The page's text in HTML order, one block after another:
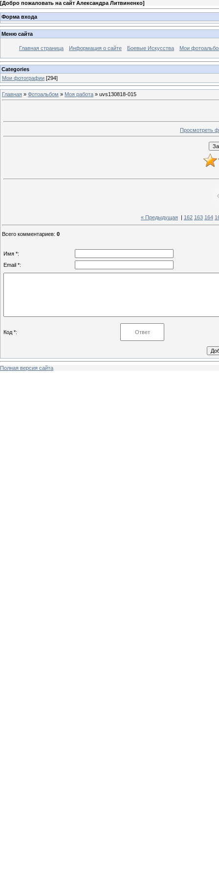
[Добро пожаловать на сайт Александра Литвиненко]
Форма входа
Меню сайта
Главная страница Информация о сайте Боевые Искусства Мои
Categories
Мои фотографии [294]
Главная » Фотоальбом » Моя работа » uvs130818-015
Просмотреть
« Предыдущая 162 163 164
Всего комментариев: 0
Имя *:
Email *:
Код *:
Полная версия сайта